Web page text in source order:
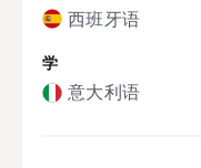
西班牙语
学
意大利语